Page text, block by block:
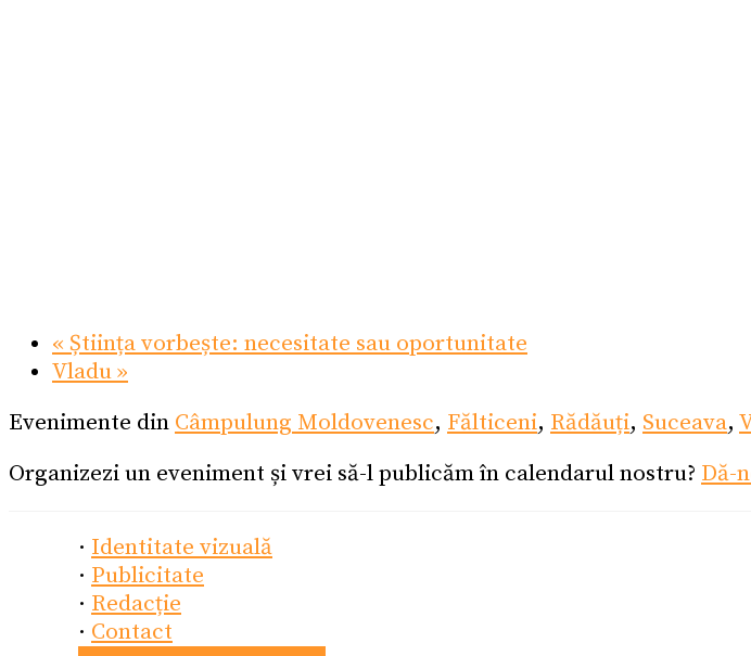
« Știința vorbește: necesitate sau oportunitate
Vladu»
Evenimente din Câmpulung Moldovenesc, Fălticeni, Rădăuți, Suceava,
Organizezi un eveniment și vrei să-l publicăm în calendarul nostru? Dă-
· Identitate vizuală
· Publicitate
· Redacție
· Contact